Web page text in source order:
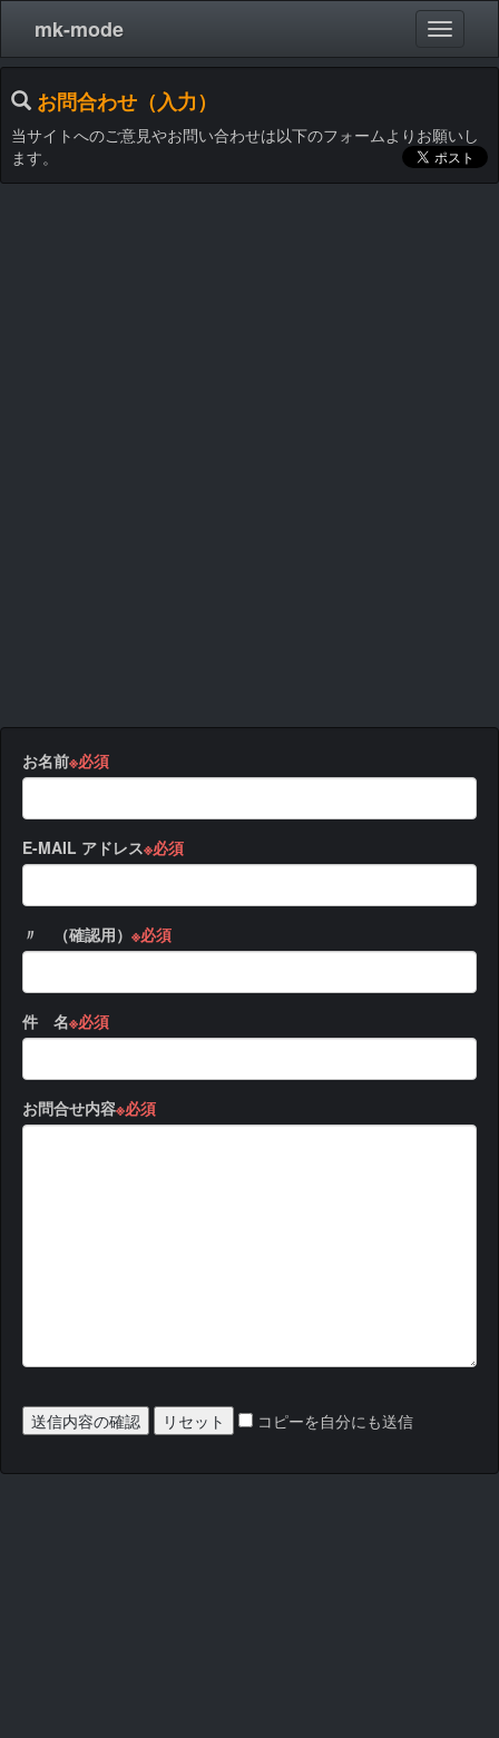
mk-mode
お問合わせ（入力）
当サイトへのご意見やお問い合わせは以下のフォームよりお願いし
ます。
お名前※必須
E-MAIL アドレス※必須
〃 （確認用） ※必須
件 名※必須
お問合せ内容※必須
コピーを自分にも送信